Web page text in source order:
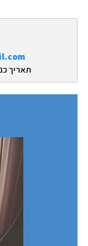
תאריך כניסה